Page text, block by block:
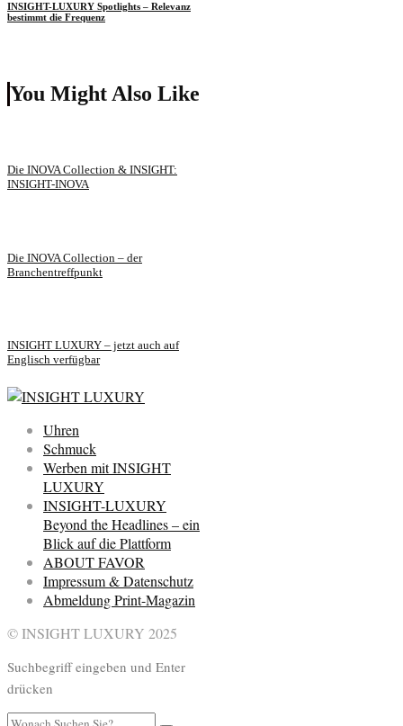
INSIGHT-LUXURY Spotlights – Relevanz
bestimmt die Frequenz
You Might Also Like
Die INOVA Collection & INSIGHT:
INSIGHT-INOVA
Die INOVA Collection – der
Branchentreffpunkt
INSIGHT LUXURY – jetzt auch auf
Englisch verfügbar
Uhren
Schmuck
Werben mit INSIGHT
LUXURY
INSIGHT-LUXURY
Beyond the Headlines – ein
Blick auf die Plattform
ABOUT FAVOR
Impressum & Datenschutz
Abmeldung Print-Magazin
© INSIGHT LUXURY 2025
Suchbegriff eingeben und Enter
drücken